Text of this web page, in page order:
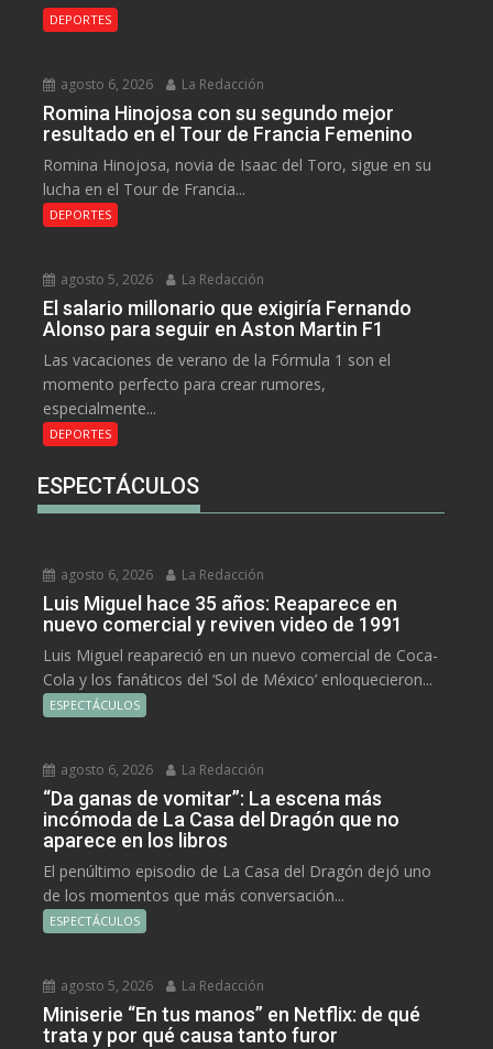
DEPORTES
agosto 6, 2026 La Redacción
Romina Hinojosa con su segundo mejor
resultado en el Tour de Francia Femenino
Romina Hinojosa, novia de Isaac del Toro, sigue en su
lucha en el Tour de Francia...
DEPORTES
agosto 5, 2026 La Redacción
El salario millonario que exigiría Fernando
Alonso para seguir en Aston Martin F1
Las vacaciones de verano de la Fórmula 1 son el
momento perfecto para crear rumores,
especialmente...
DEPORTES
ESPECTÁCULOS
agosto 6, 2026 La Redacción
Luis Miguel hace 35 años: Reaparece en
nuevo comercial y reviven video de 1991
Luis Miguel reapareció en un nuevo comercial de Coca-
Cola y los fanáticos del ‘Sol de México’ enloquecieron...
ESPECTÁCULOS
agosto 6, 2026 La Redacción
“Da ganas de vomitar”: La escena más
incómoda de La Casa del Dragón que no
aparece en los libros
El penúltimo episodio de La Casa del Dragón dejó uno
de los momentos que más conversación...
ESPECTÁCULOS
agosto 5, 2026 La Redacción
Miniserie “En tus manos” en Netflix: de qué
trata y por qué causa tanto furor